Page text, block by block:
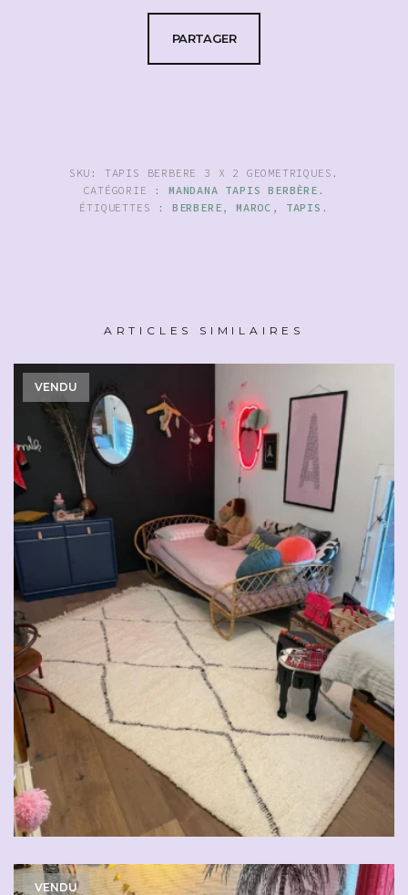
PARTAGER
SKU: TAPIS BERBERE 3 X 2 GEOMETRIQUES .
CATÉGORIE : MANDANA TAPIS BERBÈRE .
ÉTIQUETTES : BERBERE ,MAROC , TAPIS .
ARTICLES SIMILAIRES
VENDU
VENDU